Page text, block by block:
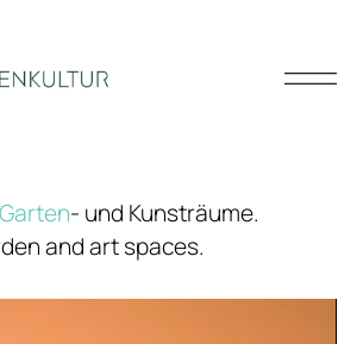
Garten- und Kunsträume.
and art spaces.